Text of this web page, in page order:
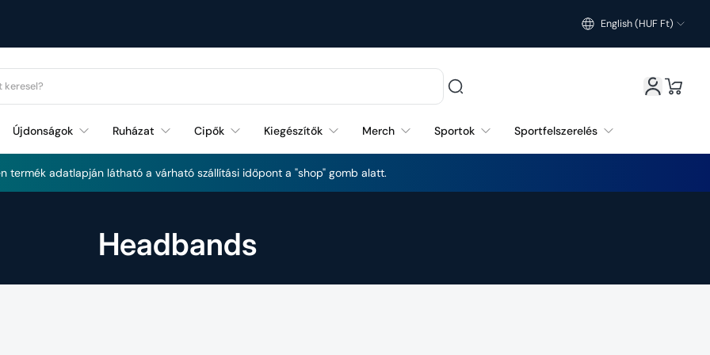
English (HUF Ft)
Újdonságok Ruházat Cipők Kiegészítők Merch Sportok Sportfelszerelés
termék adatlapján látható a várható szállítási időpont a "shop" gomb alatt.
Headbands